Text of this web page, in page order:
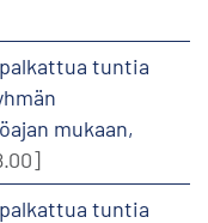
tuntia
mukaan,
tuntia